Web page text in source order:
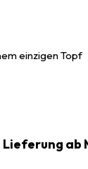
einzigen Topf
ab